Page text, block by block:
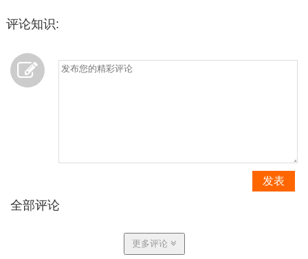
评论知识:
发表
全部评论
更多评论